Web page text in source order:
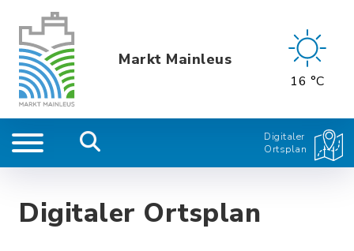
Markt Mainleus
16 °C
Digitaler
Ortsplan
Digitaler Ortsplan